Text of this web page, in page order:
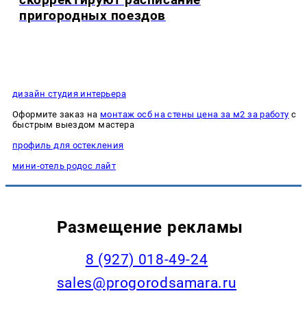
пригородных поездов
дизайн студия интерьера
Оформите заказ на монтаж осб на стены цена за м2 за работу с
быстрым выездом мастера
профиль для остекления
мини-отель родос лайт
Размещение рекламы
8 (927) 018-49-24
sales@progorodsamara.ru